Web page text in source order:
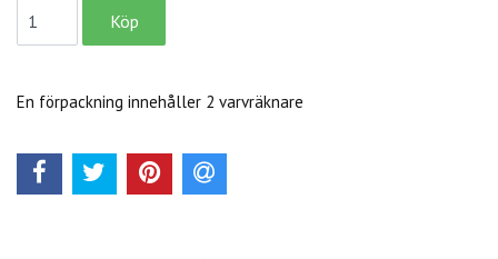
En förpackning innehåller 2 varvräknare